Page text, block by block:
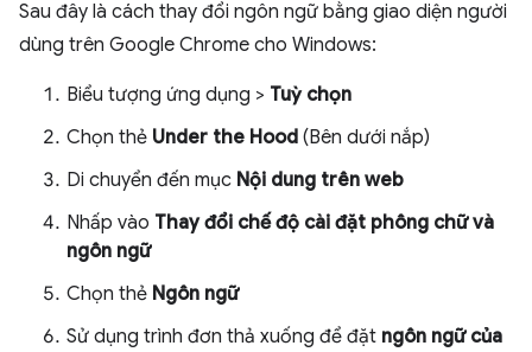
Sau đây là cách thay đổi ngôn ngữ bằng giao diện người
dùng trên Google Chrome cho Windows:
Biểu tượng ứng dụng > Tuỳ chọn
Chọn thẻ Under the Hood (Bên dưới nắp)
Di chuyển đến mục Nội dung trên web
Nhấp vào Thay đổi chế độ cài đặt phông chữ và
ngôn ngữ
Chọn thẻ Ngôn ngữ
Sử dụng trình đơn thả xuống để đặt ngôn ngữ của